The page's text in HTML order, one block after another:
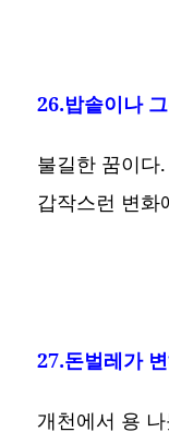
26.밥솥이나
불길한 꿈이다
갑작스런 변화
27.돈벌레가
개천에서 용